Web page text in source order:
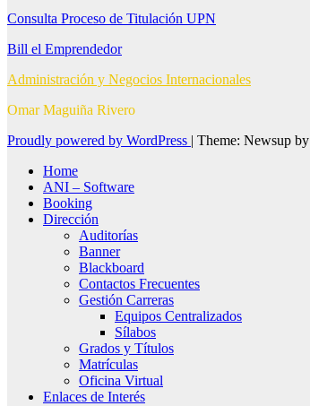
Consulta Proceso de Titulación UPN
Bill el Emprendedor
Administración y Negocios Internacionales
Omar Maguiña Rivero
Proudly powered by WordPress | Theme: Newsup by
Home
ANI – Software
Booking
Dirección
Auditorías
Banner
Blackboard
Contactos Frecuentes
Gestión Carreras
Equipos Centralizados
Sílabos
Grados y Títulos
Matrículas
Oficina Virtual
Enlaces de Interés